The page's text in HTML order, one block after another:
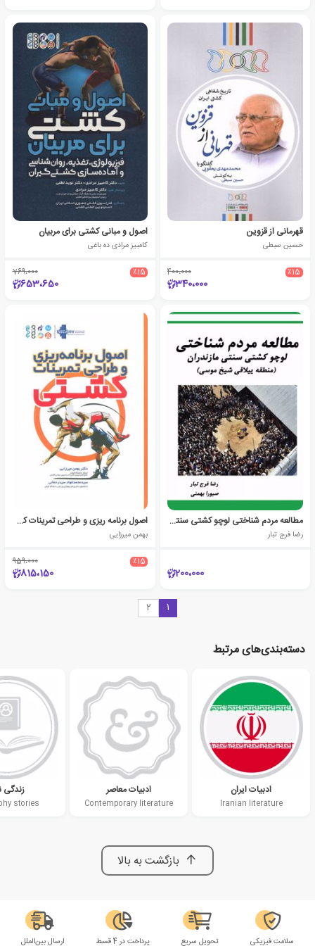
قهرمانی از قزوین
حسین سبطی
٪15 400،000
340،000
اصول و مبانی کشتی برای مربیان
کامبیز مرادی ده باغی
٪15 769،000
653،650
مطالعه مردم شناختی لوچو کشتی سنتی مازندران
رضا فرج تبار
200،000
اصول برنامه ریزی و طراحی تمرینات کشتی
بهمن میرزایی
٪15 959،000
815،150
1
2
دسته‌بندی‌های مرتبط
ادبیات ایران
Iranian literature
ادبیات معاصر
Contemporary literature
زندگی
stories
بازگشت به بالا
سلامت فیزیکی تحویل سریع پرداخت در 4 قسط ارسال بین‌الملل